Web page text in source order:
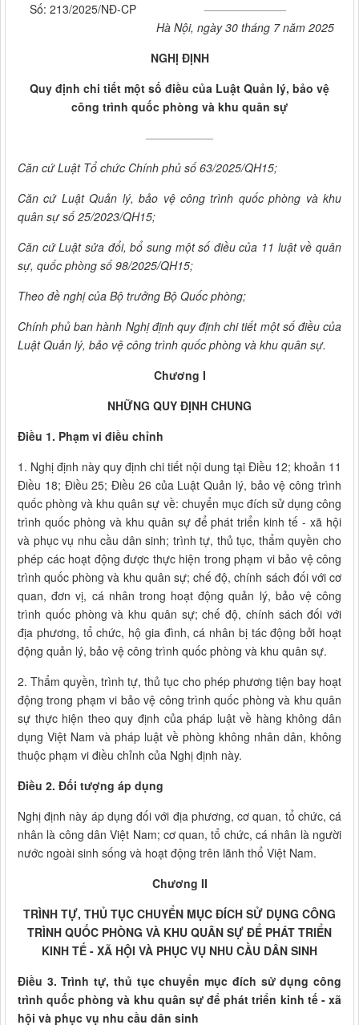
Số: 213/2025/NĐ-CP
Hà Nội, ngày 30 tháng 7 năm 2025
NGHỊ ĐỊNH
Quy định chi tiết một số điều của Luật Quản lý, bảo vệ
công trình quốc phòng và khu quân sự
Căn cứ Luật Tổ chức Chính phủ số 63/2025/QH15;
Căn cứ Luật Quản lý, bảo vệ công trình quốc phòng và khu
quân sự số 25/2023/QH15;
Căn cứ Luật sửa đổi, bổ sung một số điều của 11 luật về quân
sự, quốc phòng số 98/2025/QH15;
Theo đề nghị của Bộ trưởng Bộ Quốc phòng;
Chính phủ ban hành Nghị định quy định chi tiết một số điều của
Luật Quản lý, bảo vệ công trình quốc phòng và khu quân sự.
Chương I
NHỮNG QUY ĐỊNH CHUNG
Điều 1. Phạm vi điều chỉnh
1. Nghị định này quy định chi tiết nội dung tại Điều 12; khoản 11
Điều 18; Điều 25; Điều 26 của Luật Quản lý, bảo vệ công trình
quốc phòng và khu quân sự về: chuyển mục đích sử dụng công
trình quốc phòng và khu quân sự để phát triển kinh tế - xã hội
và phục vụ nhu cầu dân sinh; trình tự, thủ tục, thẩm quyền cho
phép các hoạt động được thực hiện trong phạm vi bảo vệ công
trình quốc phòng và khu quân sự; chế độ, chính sách đối với cơ
quan, đơn vị, cá nhân trong hoạt động quản lý, bảo vệ công
trình quốc phòng và khu quân sự; chế độ, chính sách đối với
địa phương, tổ chức, hộ gia đình, cá nhân bị tác động bởi hoạt
động quản lý, bảo vệ công trình quốc phòng và khu quân sự.
2. Thẩm quyền, trình tự, thủ tục cho phép phương tiện bay hoạt
động trong phạm vi bảo vệ công trình quốc phòng và khu quân
sự thực hiện theo quy định của pháp luật về hàng không dân
dụng Việt Nam và pháp luật về phòng không nhân dân, không
thuộc phạm vi điều chỉnh của Nghị định này.
Điều 2. Đối tượng áp dụng
Nghị định này áp dụng đối với địa phương, cơ quan, tổ chức, cá
nhân là công dân Việt Nam; cơ quan, tổ chức, cá nhân là người
nước ngoài sinh sống và hoạt động trên lãnh thổ Việt Nam.
Chương II
TRÌNH TỰ, THỦ TỤC CHUYỂN MỤC ĐÍCH SỬ DỤNG CÔNG
TRÌNH QUỐC PHÒNG VÀ KHU QUÂN SỰ ĐỂ PHÁT TRIỂN
KINH TẾ - XÃ HỘI VÀ PHỤC VỤ NHU CẦU DÂN SINH
Điều 3. Trình tự, thủ tục chuyển mục đích sử dụng công
trình quốc phòng và khu quân sự để phát triển kinh tế - xã
hội và phục vụ nhu cầu dân sinh